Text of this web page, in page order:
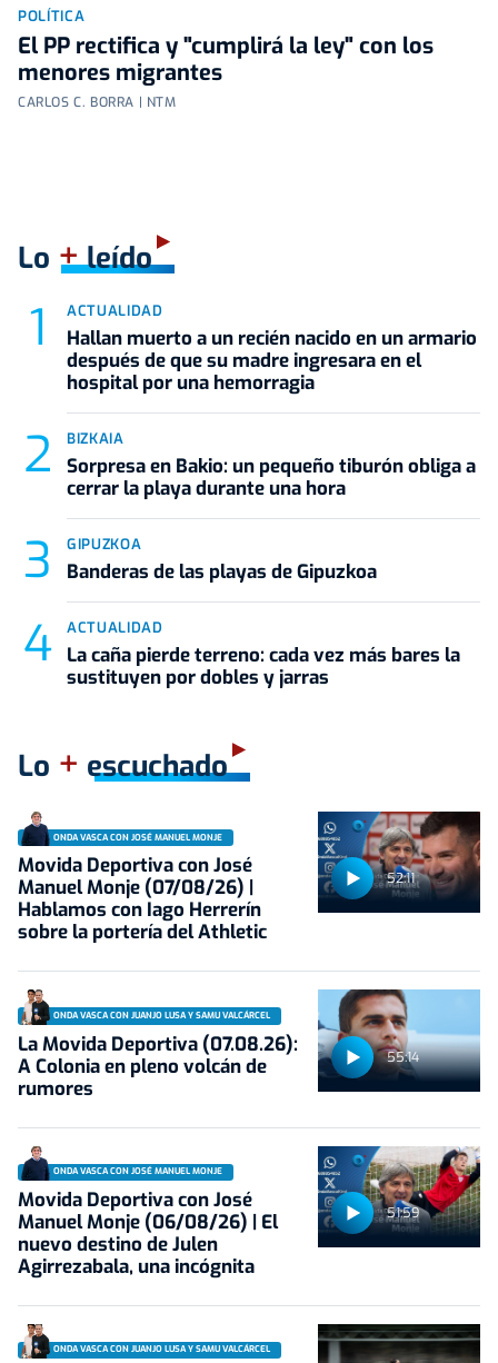
POLÍTICA
El PP rectifica y "cumplirá la ley" con los
menores migrantes
CARLOS C. BORRA | NTM
Lo +leído
ACTUALIDAD
Hallan muerto a un recién nacido en un armario
después de que su madre ingresara en el
hospital por una hemorragia
BIZKAIA
Sorpresa en Bakio: un pequeño tiburón obliga a
cerrar la playa durante una hora
GIPUZKOA
Banderas de las playas de Gipuzkoa
ACTUALIDAD
La caña pierde terreno: cada vez más bares la
sustituyen por dobles y jarras
Lo + escuchado
52:11
ONDA VASCA CON JOSÉ MANUEL MONJE
Movida Deportiva con José
Manuel Monje (07/08/26) |
Hablamos con Iago Herrerín
sobre la portería del Athletic
55:14
ONDA VASCA CON JUANJO LUSA Y SAMU VALCÁRCEL
La Movida Deportiva (07.08.26):
A Colonia en pleno volcán de
rumores
51:59
ONDA VASCA CON JOSÉ MANUEL MONJE
Movida Deportiva con José
Manuel Monje (06/08/26) | El
nuevo destino de Julen
Agirrezabala, una incógnita
ONDA VASCA CON JUANJO LUSA Y SAMU VALCÁRCEL